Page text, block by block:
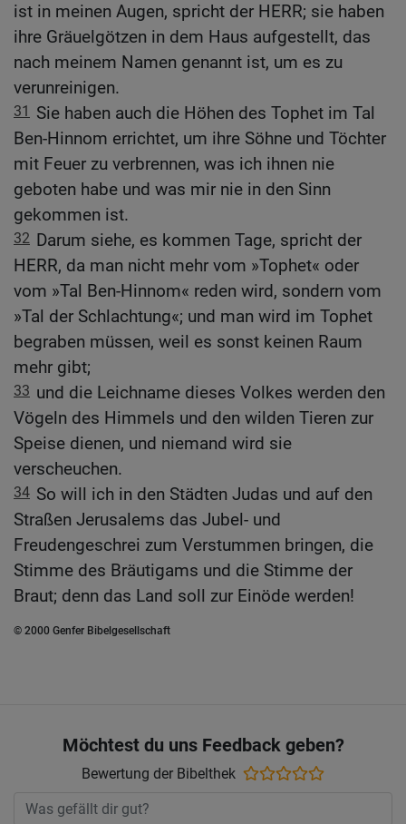
ist in meinen Augen, spricht der HERR; sie haben
ihre Gräuelgötzen in dem Haus aufgestellt, das
nach meinem Namen genannt ist, um es zu
verunreinigen.
31
Sie haben auch die Höhen des Tophet im Tal
Ben-Hinnom errichtet, um ihre Söhne und Töchter
mit Feuer zu verbrennen, was ich ihnen nie
geboten habe und was mir nie in den Sinn
gekommen ist.
32 Darum siehe, es kommen Tage, spricht der
HERR, da man nicht mehr vom »Tophet« oder
vom »Tal Ben-Hinnom« reden wird, sondern vom
»Tal der Schlachtung«; und man wird im Tophet
begraben müssen, weil es sonst keinen Raum
mehr gibt;
33 und die Leichname dieses Volkes werden den
Vögeln des Himmels und den wilden Tieren zur
Speise dienen, und niemand wird sie
verscheuchen.
34 So will ich in den Städten Judas und auf den
Straßen Jerusalems das Jubel- und
Freudengeschrei zum Verstummen bringen, die
Stimme des Bräutigams und die Stimme der
Braut; denn das Land soll zur Einöde werden!
© 2000 Genfer Bibelgesellschaft
Möchtest du uns Feedback geben?
Bewertung der Bibelthek